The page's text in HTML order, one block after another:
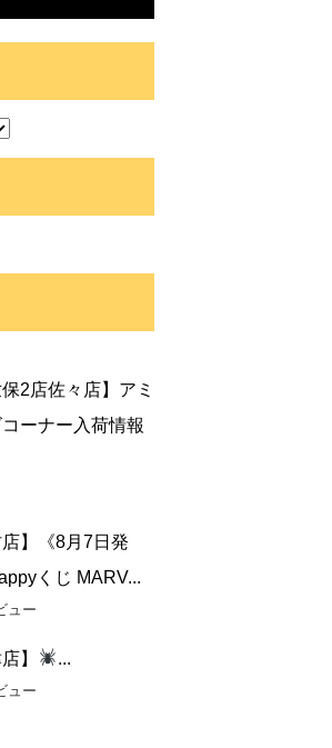
保2店佐々店】アミ
コーナー入荷情報
店】《8月7日発
くじ MARV...
ュー
】 ...
ュー